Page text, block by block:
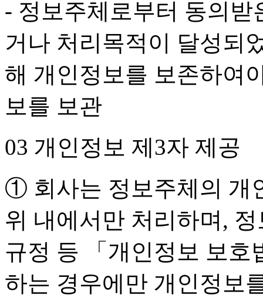
- 정보주체로부터 동의
거나 처리목적이 달성되
해 개인정보를 보존하여
보를 보관
03 개인정보 제3자 제공
① 회사는 정보주체의 개
위 내에서만 처리하며,
규정 등 「개인정보 보호
하는 경우에만 개인정보